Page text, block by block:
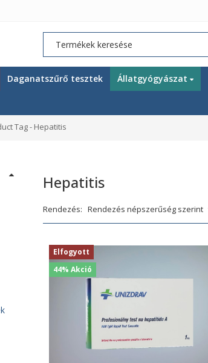
Daganatszűrő tesztek Állatgyógyászat
Tag - Hepatitis
Hepatitis
Rendezés:
Elfogyott
44% Akció